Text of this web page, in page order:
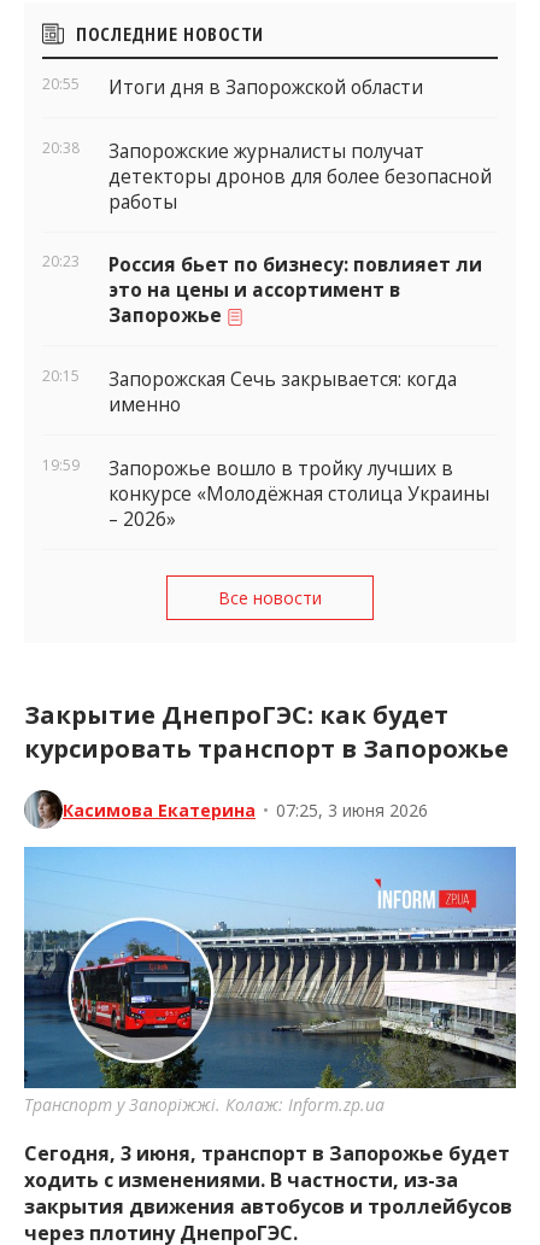
Боковые
виджеты
ПОСЛЕДНИЕ НОВОСТИ
20:55 Итоги дня в Запорожской области
20:38
Запорожские журналисты получат
детекторы дронов для более безопасной
работы
20:23
Россия бьет по бизнесу: повлияет ли
это на цены и ассортимент в
Запорожье
20:15
Запорожская Сечь закрывается: когда
именно
19:59
Запорожье вошло в тройку лучших в
конкурсе «Молодёжная столица Украины
– 2026»
Все новости
Закрытие ДнепроГЭС: как будет
курсировать транспорт в Запорожье
Касимова Екатерина • 07:25, 3 июня 2026
Транспорт у Запоріжжі. Колаж: Inform.zp.ua
Сегодня, 3 июня, транспорт в Запорожье будет
ходить с изменениями. В частности, из-за
закрытия движения автобусов и троллейбусов
через плотину ДнепроГЭС.